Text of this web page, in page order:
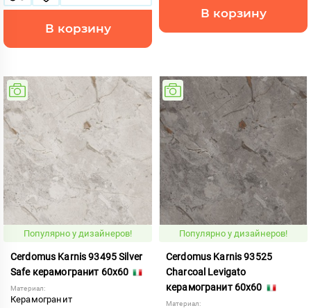
В корзину
В корзину
Популярно у дизайнеров!
Cerdomus Karnis 93495 Silver
Safe керамогранит 60x60
Материал:
Керамогранит
Популярно у дизайнеров!
Cerdomus Karnis 93525
Charcoal Levigato
керамогранит 60x60
Материал: